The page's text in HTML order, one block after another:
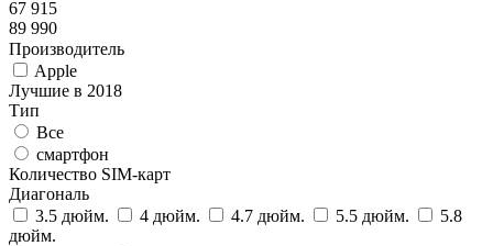
67 915
89 990
Производитель
Apple
Лучшие в 2018
Тип
Все
смартфон
Количество SIM-карт
Диагональ
3.5 дюйм.
4 дюйм. 4.7 дюйм. 5.5 дюйм.
5.8
дюйм.